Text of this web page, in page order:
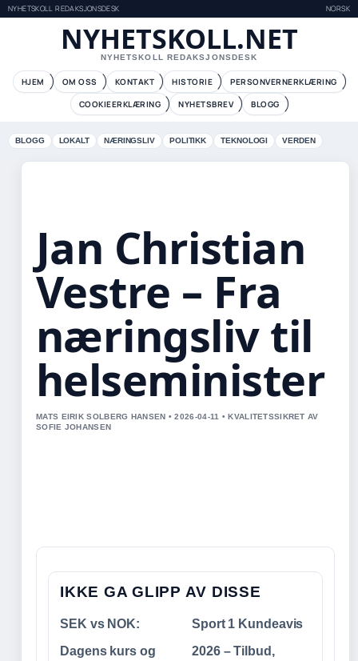
NYHETSKOLL REDAKSJONSDESK NORSK
NYHETSKOLL.NET
NYHETSKOLL REDAKSJONSDESK
HJEM OM OSS KONTAKT HISTORIE
PERSONVERNERKLÆRING
COOKIEERKLÆRING
NYHETSBREV BLOGG
BLOGG LOKALT NÆRINGSLIV POLITIKK TEKNOLOGI VERDEN
Jan Christian
Vestre – Fra
næringsliv til
helseminister
MATS EIRIK SOLBERG HANSEN • 2026-04-11 • KVALITETSSIKRET AV
SOFIE JOHANSEN
IKKE GA GLIPP AV DISSE
SEK vs NOK:
Dagens kurs og
Sport 1 Kundeavis
2026 – Tilbud,